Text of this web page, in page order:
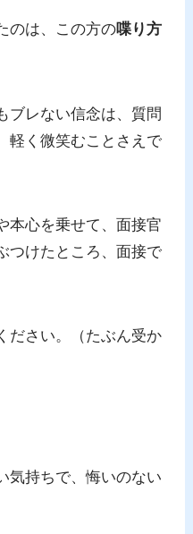
のは、この方の喋り方
ブレない信念は、質問
軽く微笑むことさえで
本心を乗せて、面接官
つけたところ、面接で
ださい。（たぶん受か
気持ちで、悔いのない